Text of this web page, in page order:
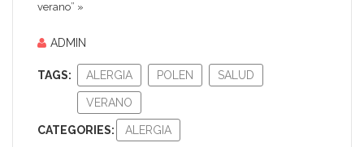
verano” »
ADMIN
TAGS: ALERGIA POLEN SALUD
VERANO
CATEGORIES: ALERGIA